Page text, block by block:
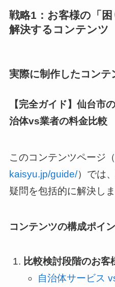
戦略1：お客様の「
解決するコンテンツ
実際に制作したコンテ
【完全ガイド】仙台市
治体vs業者の料金比較
このコンテンツページ（
kaisyu.jp/guide/）では
疑問を包括的に解決しま
コンテンツの構成ポイ
比較検討段階のお客
自治体サービス